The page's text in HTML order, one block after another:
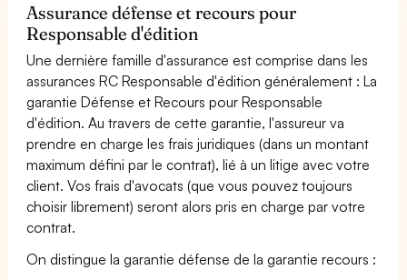
Assurance défense et recours pour
Responsable d'édition
Une dernière famille d'assurance est comprise dans les
assurances RC Responsable d'édition généralement : La
garantie Défense et Recours pour Responsable
d'édition. Au travers de cette garantie, l'assureur va
prendre en charge les frais juridiques (dans un montant
maximum défini par le contrat), lié à un litige avec votre
client. Vos frais d'avocats (que vous pouvez toujours
choisir librement) seront alors pris en charge par votre
contrat.
On distingue la garantie défense de la garantie recours :